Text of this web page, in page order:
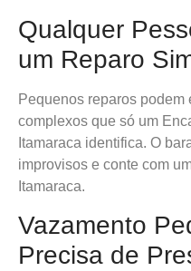
Qualquer
um Reparo
Pequenos reparos podem
complexos que só um
Itamaraca identifica. O
improvisos e conte com
Itamaraca.
Vazamento
Precisa de